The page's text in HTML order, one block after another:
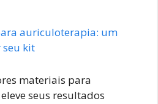
auriculoterapia: um
kit
materiais para
seus resultados